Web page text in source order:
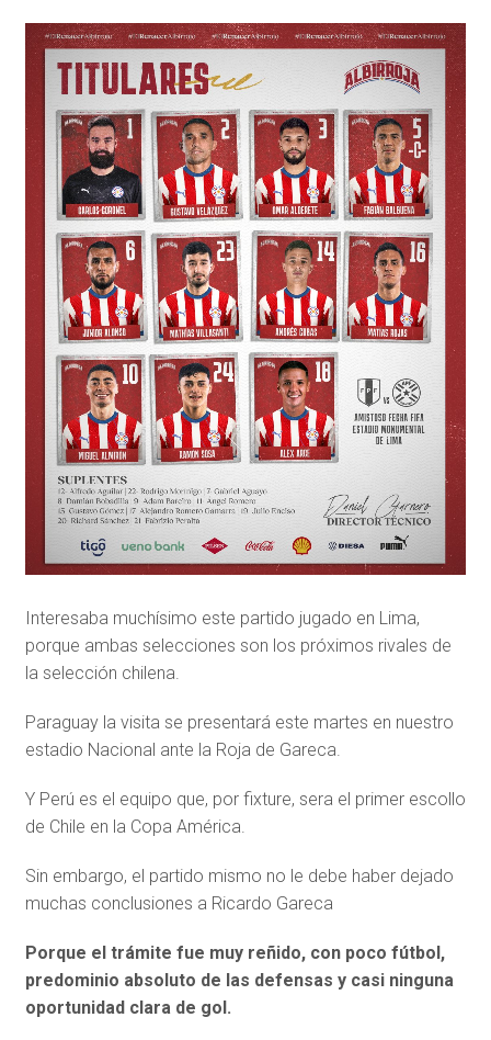
Interesaba muchísimo este partido jugado en Lima,
porque ambas selecciones son los próximos rivales de
la selección chilena.
Paraguay la visita se presentará este martes en nuestro
estadio Nacional ante la Roja de Gareca.
Y Perú es el equipo que, por fixture, sera el primer escollo
de Chile en la Copa América.
Sin embargo, el partido mismo no le debe haber dejado
muchas conclusiones a Ricardo Gareca
Porque el trámite fue muy reñido, con poco fútbol,
predominio absoluto de las defensas y casi ninguna
oportunidad clara de gol.